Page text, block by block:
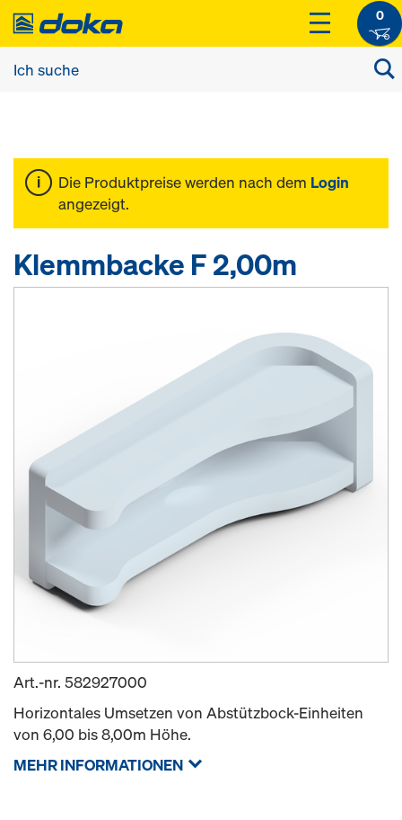
0
Die Produktpreise werden nach dem Login
angezeigt.
Klemmbacke F 2,00m
Art.-nr. 582927000
Horizontales Umsetzen von Abstützbock-Einheiten
von 6,00 bis 8,00m Höhe.
MEHR INFORMATIONEN